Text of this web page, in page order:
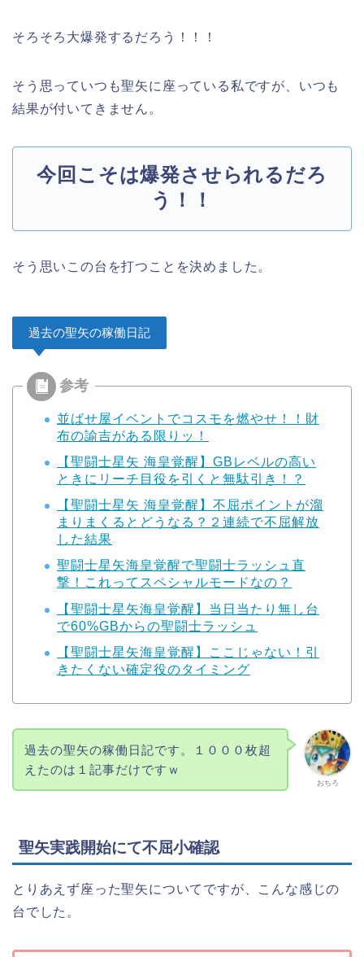
そろそろ大爆発するだろう！！！
そう思っていつも聖矢に座っている私ですが、いつも
結果が付いてきません。
今回こそは爆発させられるだろ
う！！
そう思いこの台を打つことを決めました。
過去の聖矢の稼働日記
並ばせ屋イベントでコスモを燃やせ！！財
布の諭吉がある限りッ！
【聖闘士星矢 海皇覚醒】GBレベルの高い
ときにリーチ目役を引くと無駄引き！？
【聖闘士星矢 海皇覚醒】不屈ポイントが溜
まりまくるとどうなる？２連続で不屈解放
した結果
聖闘士星矢海皇覚醒で聖闘士ラッシュ直
撃！これってスペシャルモードなの？
【聖闘士星矢海皇覚醒】当日当たり無し台
で60%GBからの聖闘士ラッシュ
【聖闘士星矢海皇覚醒】ここじゃない！引
きたくない確定役のタイミング
おちろ
過去の聖矢の稼働日記です。１０００枚超
えたのは１記事だけですｗ
聖矢実践開始にて不屈小確認
とりあえず座った聖矢についてですが、こんな感じの
台でした。